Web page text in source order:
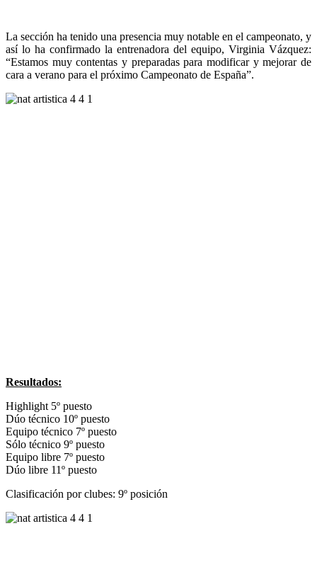
La sección ha tenido una presencia muy notable en el campeonato, y
así lo ha confirmado la entrenadora del equipo, Virginia Vázquez:
“Estamos muy contentas y preparadas para modificar y mejorar de
cara a verano para el próximo Campeonato de España”.
Resultados:
Highlight 5º puesto
Dúo técnico 10º puesto
Equipo técnico 7º puesto
Sólo técnico 9º puesto
Equipo libre 7º puesto
Dúo libre 11º puesto
Clasificación por clubes: 9º posición